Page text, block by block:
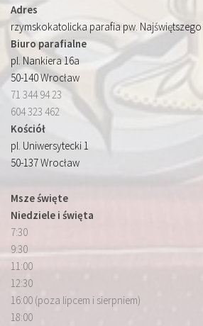
Adres
rzymskokatolicka parafia pw.
Biuro parafialne
pl. Nankiera 16a
50-140 Wrocław
71 344 94 23
604 323 462
Kościół
pl. Uniwersytecki 1
50-137 Wrocław
Msze święte
Niedziele i święta
7:30
9:30
11:00
12:30
16:00 (poza lipcem i sierpniem)
18:00